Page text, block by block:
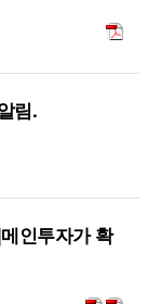
림.
인투자가 확